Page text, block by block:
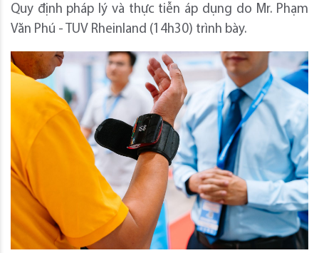
Quy định pháp lý và thực tiễn áp dụng do Mr. Phạm
Văn Phú - TUV Rheinland (14h30) trình bày.